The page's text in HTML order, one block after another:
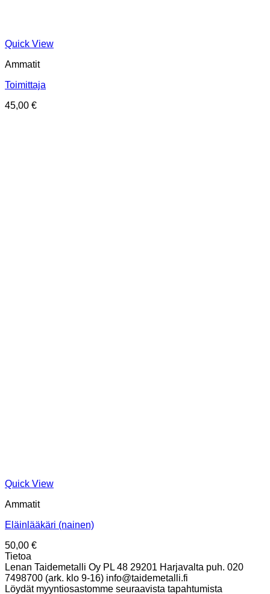
Quick View
Ammatit
Toimittaja
45,00 €
Quick View
Ammatit
Eläinlääkäri (nainen)
50,00 €
Tietoa
Lenan Taidemetalli Oy PL 48 29201 Harjavalta puh. 020
7498700 (ark. klo 9-16) info@taidemetalli.fi
Löydät myyntiosastomme seuraavista tapahtumista